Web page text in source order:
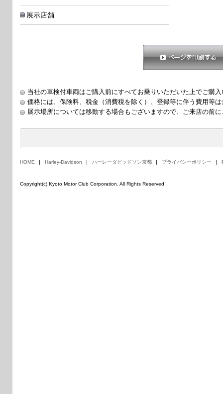
展示店舗
当社の車検付車両はご購入前にすべてお乗りいただいた上でご購
価格には、保険料、税金（消費税を除く）、登録等に伴う費用等
展示場所については移動する場合もございますので、ご来店の前
HOME Harley-Davidson ハーレーダビッドソン京都 プライバシーポリシー
Copyright(c) Kyoto Motor Club Corporation. All Rights Reserved